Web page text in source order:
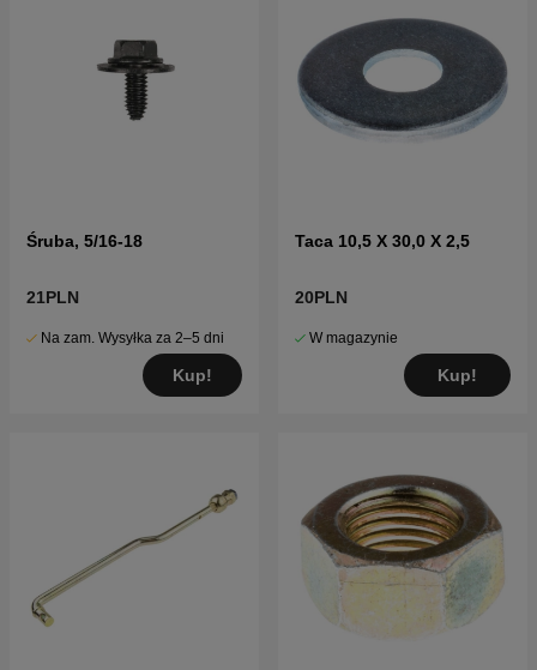
Śruba, 5/16-18
21PLN
Na zam. Wysyłka za 2–5 dni
Kup!
Taca 10,5 X 30,0 X 2,5
20PLN
W magazynie
Kup!